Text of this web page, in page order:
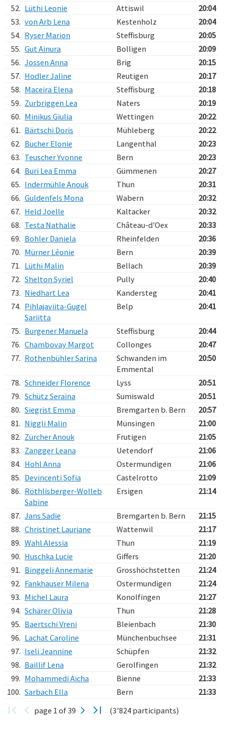
52. Lüthi Leonie Attiswil
20:04
53. von Arb Lena Kestenholz
20:04
54. Ryser Marion Steffisburg
20:05
55. Gut Ainura Bolligen
20:09
56. Jossen Anna Brig
20:15
57. Hodler Jaline Reutigen
20:17
58. Maceira Elena Steffisburg
20:18
59. Zurbriggen Lea Naters
20:19
60. Minikus Giulia Wettingen
20:22
61. Bärtschi Doris Mühleberg
20:22
62. Bucher Elonie Langenthal
20:23
63. Teuscher Yvonne Bern
20:23
64. Buri Lea Emma Gümmenen
20:27
65. Indermühle Anouk Thun
20:31
66. Guldenfels Mona Wabern
20:32
67. Held Joelle Kaltacker
20:32
68. Testa Nathalie Château-d'Oex
20:33
69. Böhler Daniela Rheinfelden
20:36
70. Mürner Léonie Bern
20:39
71. Lüthi Malin Bellach
20:39
72. Shelton Syriel Pully
20:40
73. Niedhart Lea Kandersteg
20:41
74. Pihlajaviita-Gugel
Sariitta
Belp 20:41
75. Burgener Manuela Steffisburg
20:44
76. Chambovay Margot Collonges
20:47
77. Rothenbühler Sarina
Schwanden im
Emmental
20:50
78. Schneider Florence Lyss
20:51
79. Schütz Seraina Sumiswald
20:51
80. Siegrist Emma Bremgarten b. Bern
20:57
81. Niggli Malin Münsingen
21:00
82. Zürcher Anouk Frutigen
21:05
83. Zangger Leana Uetendorf
21:06
84. Hohl Anna Ostermundigen
21:06
85. Devincenti Sofia Castelrotto
21:09
86. Röthlisberger-Wolleb
Sabine
Ersigen 21:14
87. Jans Sadie Bremgarten b. Bern
21:15
88. Christinet Lauriane Wattenwil
21:17
89. Wahl Alessia Thun
21:19
90. Huschka Lucie Giffers
21:20
91. Binggeli Annemarie Grosshöchstetten
21:24
92. Fankhauser Milena Ostermundigen
21:24
93. Michel Laura Konolfingen
21:27
94. Schärer Olivia Thun
21:28
95. Baertschi Vreni Bleienbach
21:30
96. Lachat Caroline Münchenbuchsee
21:31
97. Iseli Jeannine Schüpfen
21:32
98. Baillif Lena Gerolfingen
21:32
99. Mohammedi Aïcha Bienne
21:33
100. Sarbach Ella Bern
21:33
page 1 of 39
(3’824 participants)